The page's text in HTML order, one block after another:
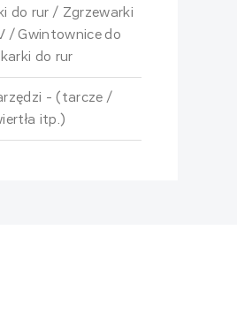
do rur / Zgrzewarki
/ Gwintownice do
do rur
- (tarcze /
itp.)